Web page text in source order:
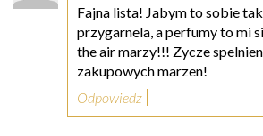
Fajna lista! Jabym to sobie
przygarnela, a perfumy to mi
the air marzy!!! Zycze
zakupowych marzen!
Odpowiedz